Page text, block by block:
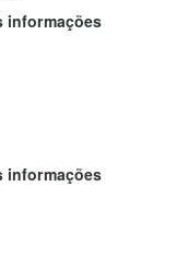
informações
informações